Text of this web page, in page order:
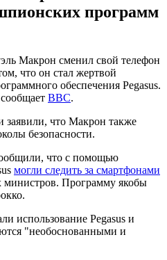
программ
Макрон сменил свой телефон
что он стал жертвой
обеспечения Pegasus.
ВВС.
заявили, что Макрон также
безопасности.
что с помощью
могли следить за смартфонами
министров. Программу якобы
использование Pegasus и
"необоснованными и